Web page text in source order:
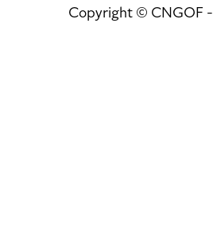
Copyright © CNGOF -